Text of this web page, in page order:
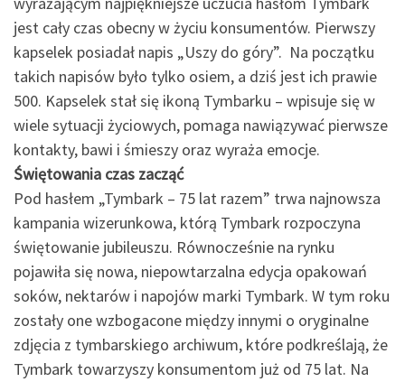
jest cały czas obecny w życiu konsumentów. Pierwszy
kapselek posiadał napis „Uszy do góry”. Na początku
takich napisów było tylko osiem, a dziś jest ich prawie
500. Kapselek stał się ikoną Tymbarku – wpisuje się w
wiele sytuacji życiowych, pomaga nawiązywać pierwsze
kontakty, bawi i śmieszy oraz wyraża emocje.
Świętowania czas zacząć
Pod hasłem „Tymbark – 75 lat razem” trwa najnowsza
kampania wizerunkowa, którą Tymbark rozpoczyna
świętowanie jubileuszu. Równocześnie na rynku
pojawiła się nowa, niepowtarzalna edycja opakowań
soków, nektarów i napojów marki Tymbark. W tym roku
zostały one wzbogacone między innymi o oryginalne
zdjęcia z tymbarskiego archiwum, które podkreślają, że
Tymbark towarzyszy konsumentom już od 75 lat. Na